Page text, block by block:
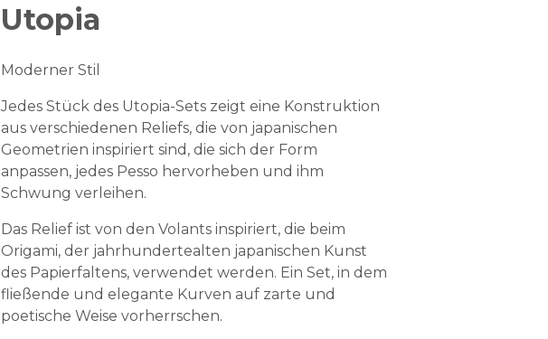
Utopia
Moderner Stil
Jedes Stück des Utopia-Sets zeigt eine Konstruktion
aus verschiedenen Reliefs, die von japanischen
Geometrien inspiriert sind, die sich der Form
anpassen, jedes Pesso hervorheben und ihm
Schwung verleihen.
Das Relief ist von den Volants inspiriert, die beim
Origami, der jahrhundertealten japanischen Kunst
des Papierfaltens, verwendet werden. Ein Set, in dem
fließende und elegante Kurven auf zarte und
poetische Weise vorherrschen.